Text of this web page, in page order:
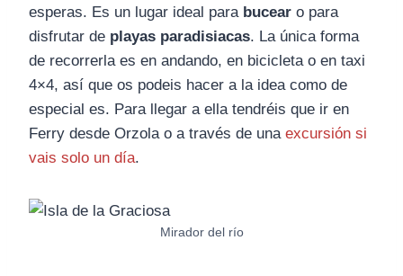
esperas. Es un lugar ideal para bucear o para
disfrutar de playas paradisiacas. La única forma
de recorrerla es en andando, en bicicleta o en taxi
4×4, así que os podeis hacer a la idea como de
especial es. Para llegar a ella tendréis que ir en
Ferry desde Orzola o a través de una excursión si
vais solo un día.
Mirador del río